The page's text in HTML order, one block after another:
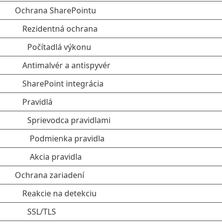
Ochrana SharePointu
Rezidentná ochrana
Počítadlá výkonu
Antimalvér a antispyvér
SharePoint integrácia
Pravidlá
Sprievodca pravidlami
Podmienka pravidla
Akcia pravidla
Ochrana zariadení
Reakcie na detekciu
SSL/TLS